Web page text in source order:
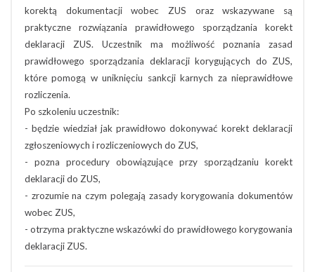
korektą dokumentacji wobec ZUS oraz wskazywane są
praktyczne rozwiązania prawidłowego sporządzania korekt
deklaracji ZUS. Uczestnik ma możliwość poznania zasad
prawidłowego sporządzania deklaracji korygujących do ZUS,
które pomogą w uniknięciu sankcji karnych za nieprawidłowe
rozliczenia.
Po szkoleniu uczestnik:
- będzie wiedział jak prawidłowo dokonywać korekt deklaracji
zgłoszeniowych i rozliczeniowych do ZUS,
- pozna procedury obowiązujące przy sporządzaniu korekt
deklaracji do ZUS,
- zrozumie na czym polegają zasady korygowania dokumentów
wobec ZUS,
- otrzyma praktyczne wskazówki do prawidłowego korygowania
deklaracji ZUS.